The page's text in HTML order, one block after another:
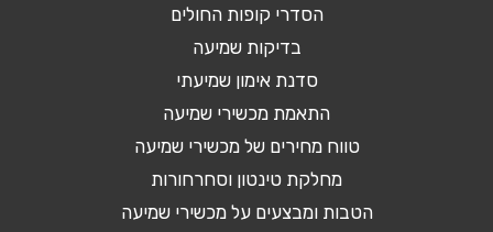
הסדרי קופות החולים
בדיקות שמיעה
סדנת אימון שמיעתי
התאמת מכשירי שמיעה
טווח מחירים של מכשירי שמיעה
מחלקת טינטון וסחרחורות
הטבות ומבצעים על מכשירי שמיעה